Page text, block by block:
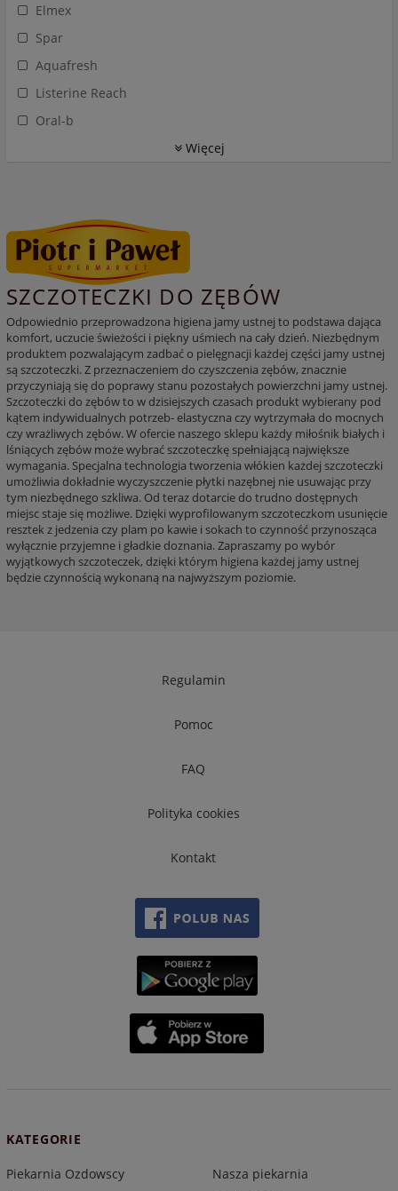
Elmex
Spar
Aquafresh
Listerine Reach
Oral-b
Więcej
SZCZOTECZKI DO ZĘBÓW
Odpowiednio przeprowadzona higiena jamy ustnej to podstawa dająca
komfort, uczucie świeżości i piękny uśmiech na cały dzień. Niezbędnym
produktem pozwalającym zadbać o pielęgnacji każdej części jamy ustnej
są szczoteczki. Z przeznaczeniem do czyszczenia zębów, znacznie
przyczyniają się do poprawy stanu pozostałych powierzchni jamy ustnej.
Szczoteczki do zębów to w dzisiejszych czasach produkt wybierany pod
kątem indywidualnych potrzeb- elastyczna czy wytrzymała do mocnych
czy wrażliwych zębów. W ofercie naszego sklepu każdy miłośnik białych i
lśniących zębów może wybrać szczoteczkę spełniającą największe
wymagania. Specjalna technologia tworzenia włókien każdej szczoteczki
umożliwia dokładnie wyczyszczenie płytki nazębnej nie usuwając przy
tym niezbędnego szkliwa. Od teraz dotarcie do trudno dostępnych
miejsc staje się możliwe. Dzięki wyprofilowanym szczoteczkom usunięcie
resztek z jedzenia czy plam po kawie i sokach to czynność przynosząca
wyłącznie przyjemne i gładkie doznania. Zapraszamy po wybór
wyjątkowych szczoteczek, dzięki którym higiena każdej jamy ustnej
będzie czynnością wykonaną na najwyższym poziomie.
Regulamin
Pomoc
FAQ
Polityka cookies
Kontakt
KATEGORIE
Piekarnia Ozdowscy
Nasza piekarnia